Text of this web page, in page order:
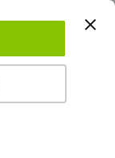
CONTATTACI